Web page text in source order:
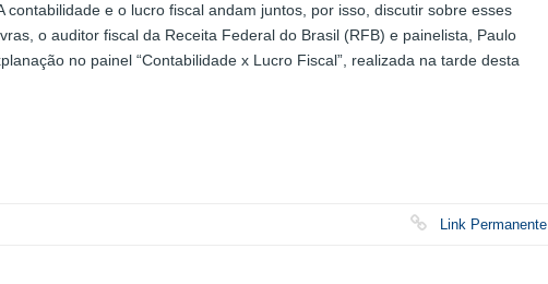
contabilidade e o lucro fiscal andam juntos, por isso, discutir sobre esses
o auditor fiscal da Receita Federal do Brasil (RFB) e painelista, Paulo
no painel “Contabilidade x Lucro Fiscal”, realizada na tarde desta
Link Permanente